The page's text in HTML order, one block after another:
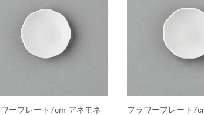
ープレート7cm アネモネ フラワープレート